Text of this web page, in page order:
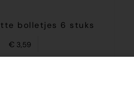
bolletjes 6 stuks
€ 3,59